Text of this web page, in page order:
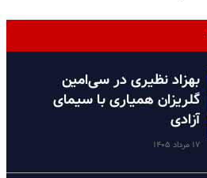
بهزاد نظیری در سی‌امین
گلریزان همیاری با سیمای
آزادی
۱۷ مرداد ۱۴۰۵